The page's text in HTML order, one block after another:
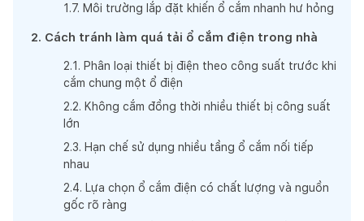
1 .7. Môi trường lắp đặt khiến ổ cắm nhanh hư hỏng
2. Cách tránh làm quá tải ổ cắm điện trong nhà
2.1 . Phân loại thiết bị điện theo công suất trước khi
cắm chung một ổ điện
2.2. Không cắm đồng thời nhiều thiết bị công suất
lớn
2.3. Hạn chế sử dụng nhiều tầng ổ cắm nối tiếp
nhau
2.4. Lựa chọn ổ cắm điện có chất lượng và nguồn
gốc rõ ràng